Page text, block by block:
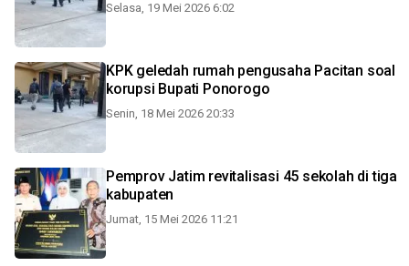
Selasa, 19 Mei 2026 6:02
KPK geledah rumah pengusaha Pacitan soal
korupsi Bupati Ponorogo
Senin, 18 Mei 2026 20:33
Pemprov Jatim revitalisasi 45 sekolah di tiga
kabupaten
Jumat, 15 Mei 2026 11:21